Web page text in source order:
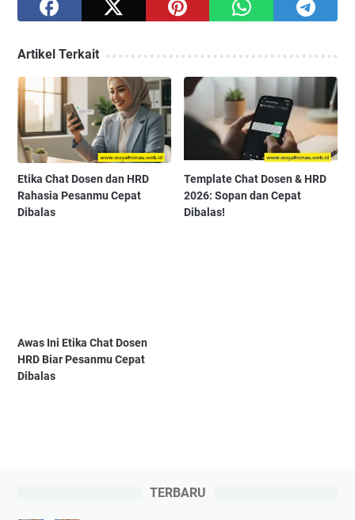
Artikel Terkait
Etika Chat Dosen dan HRD
Rahasia Pesanmu Cepat
Dibalas
Template Chat Dosen & HRD
2026: Sopan dan Cepat
Dibalas!
Awas Ini Etika Chat Dosen
HRD Biar Pesanmu Cepat
Dibalas
TERBARU